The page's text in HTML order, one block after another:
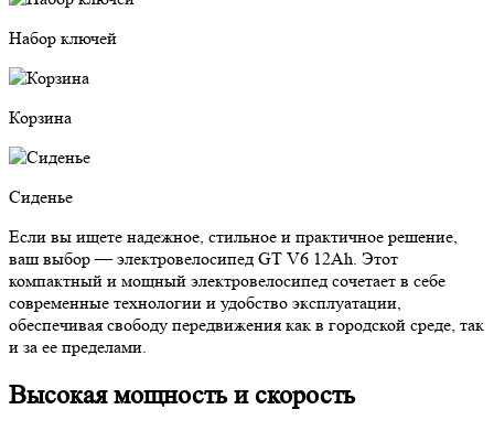
Набор ключей
Корзина
Сиденье
Если вы ищете надежное, стильное и практичное решение,
ваш выбор — электровелосипед GT V6 12Ah. Этот
компактный и мощный электровелосипед сочетает в себе
современные технологии и удобство эксплуатации,
обеспечивая свободу передвижения как в городской среде, так
и за ее пределами.
Высокая мощность и скорость